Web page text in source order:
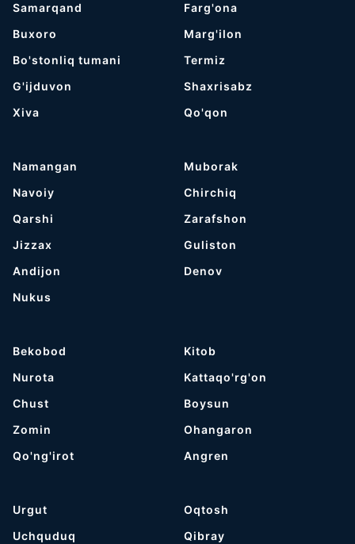
Samarqand
Buxoro
Bo'stonliq tumani
G'ijduvon
Хiva
Farg'ona
Marg'ilon
Termiz
Shaxrisabz
Qo'qon
Namangan
Navoiy
Qarshi
Jizzax
Andijon
Nukus
Muborak
Chirchiq
Zarafshon
Guliston
Denov
Bekobod
Nurota
Chust
Zomin
Qo'ng'irot
Kitob
Kattaqo'rg'on
Boysun
Ohangaron
Angren
Urgut
Uchquduq
Oqtosh
Qibray